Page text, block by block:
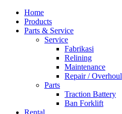
Home
Products
Parts & Service
Service
Fabrikasi
Relining
Maintenance
Repair / Overhoul
Parts
Traction Battery
Ban Forklift
Rental